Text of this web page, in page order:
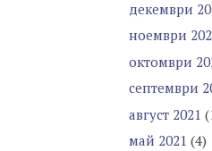
декември
ноември
октомври
септември
август 2021
май 2021 (4)